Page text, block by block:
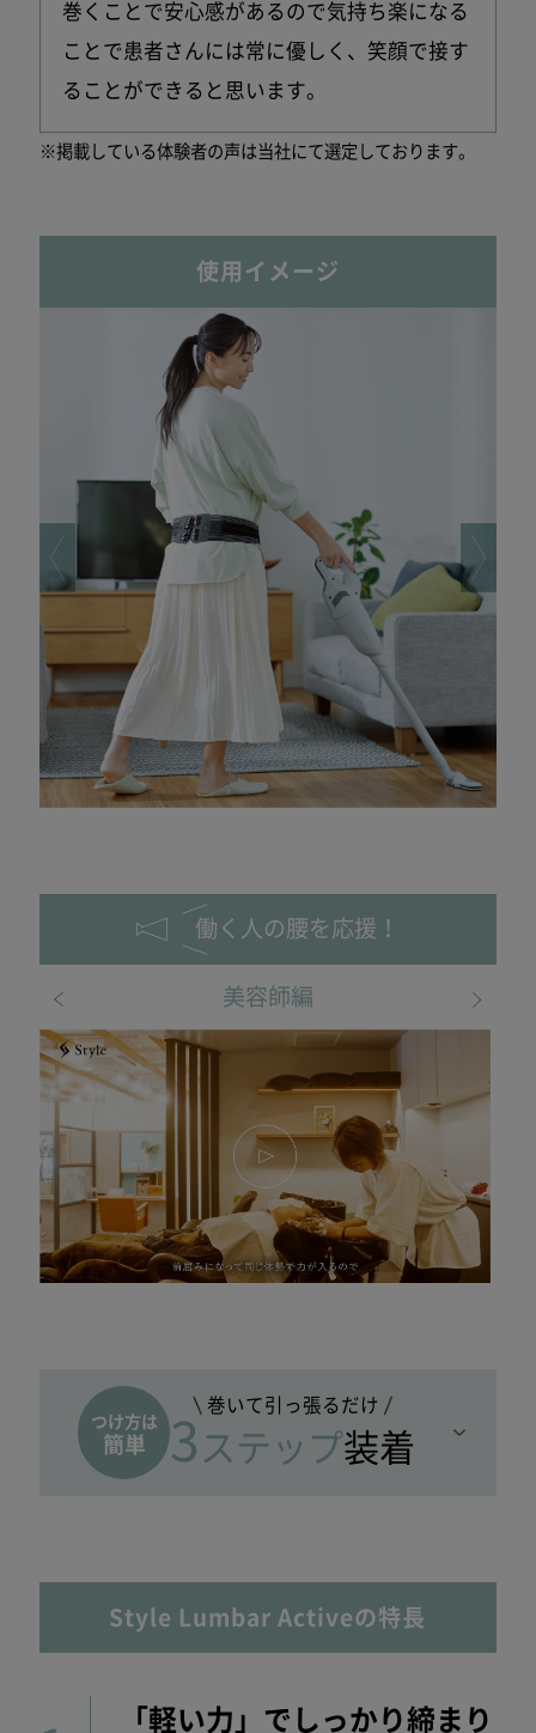
巻くことで安心感があるので気持ち楽になる
ことで患者さんには常に優しく、笑顔で接す
ることができると思います。
※掲載している体験者の声は当社にて選定しております。
使用イメージ
働く人の腰を応援！
美容師編
つけ方は
簡単
巻いて引っ張るだけ
3 ステップ装着
Style Lumbar Activeの特長
「軽い力」でしっかり締まり